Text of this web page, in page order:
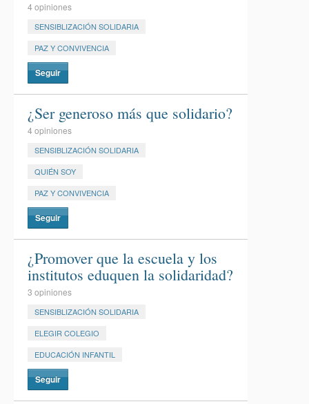
4 opiniones
SENSIBLIZACIÓN SOLIDARIA
PAZ Y CONVIVENCIA
Seguir
¿Ser generoso más que solidario?
4 opiniones
SENSIBLIZACIÓN SOLIDARIA
QUIÉN SOY
PAZ Y CONVIVENCIA
Seguir
¿Promover que la escuela y los
institutos eduquen la solidaridad?
3 opiniones
SENSIBLIZACIÓN SOLIDARIA
ELEGIR COLEGIO
EDUCACIÓN INFANTIL
Seguir